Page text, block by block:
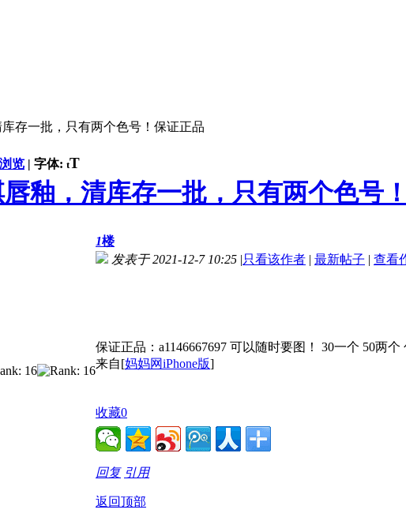
存一批，只有两个色号！保证正品
览 | 字体: tT
釉，清库存一批，只有两个色号
1楼
发表于 2021-12-7 10:25 |只看该作者 | 最新帖子 | 查看
保证正品：a1146667697 可以随时要图！ 30一个 50两个
来自[妈妈网iPhone版]
收藏0
回复 引用
返回顶部